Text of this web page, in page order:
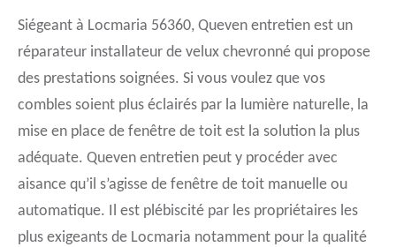
Siégeant à Locmaria 56360, Queven entretien est un
réparateur installateur de velux chevronné qui propose
des prestations soignées. Si vous voulez que vos
combles soient plus éclairés par la lumière naturelle, la
mise en place de fenêtre de toit est la solution la plus
adéquate. Queven entretien peut y procéder avec
aisance qu’il s’agisse de fenêtre de toit manuelle ou
automatique. Il est plébiscité par les propriétaires les
plus exigeants de Locmaria notamment pour la qualité